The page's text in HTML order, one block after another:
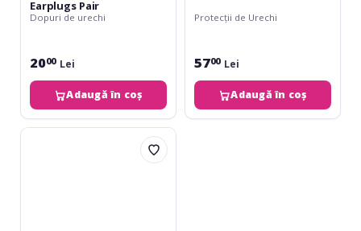
Earplugs Pair
Dopuri de urechi
2000 Lei
Adaugă în coș
Protecții de Urechi
5700 Lei
Adaugă în coș
Alpine